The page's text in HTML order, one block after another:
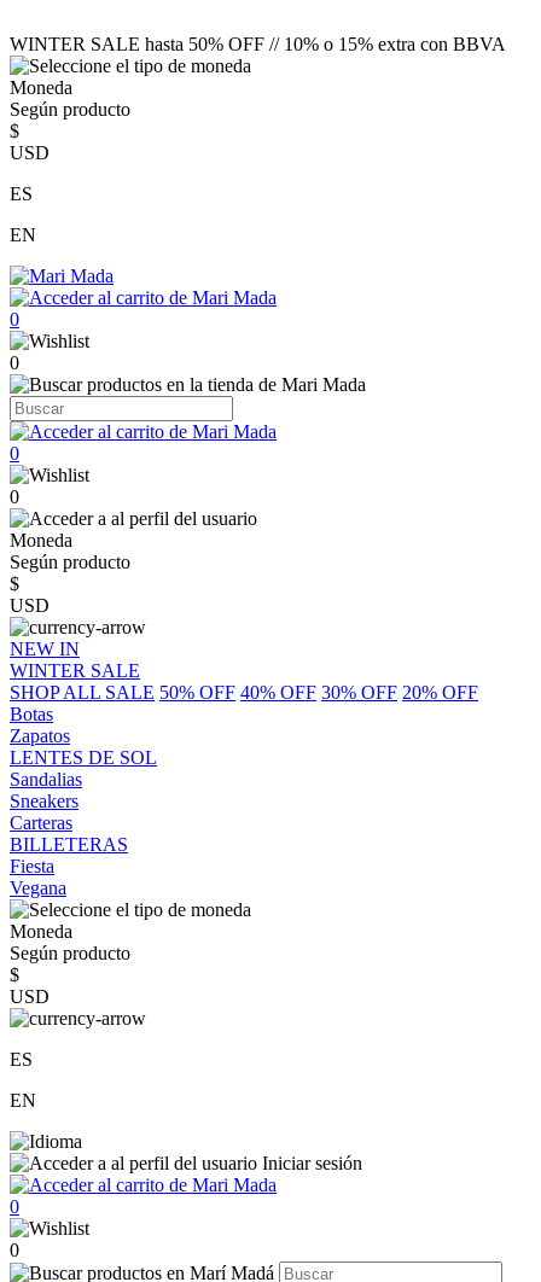
WINTER SALE hasta 50% OFF // 10% o 15% extra con BBVA
Moneda
Según producto
$
USD
ES
EN
0
0
0
0
Moneda
Según producto
$
USD
NEW IN
WINTER SALE
SHOP ALL SALE 50% OFF 40% OFF 30% OFF 20% OFF
Botas
Zapatos
LENTES DE SOL
Sandalias
Sneakers
Carteras
BILLETERAS
Fiesta
Vegana
Moneda
Según producto
$
USD
ES
EN
Iniciar sesión
0
0